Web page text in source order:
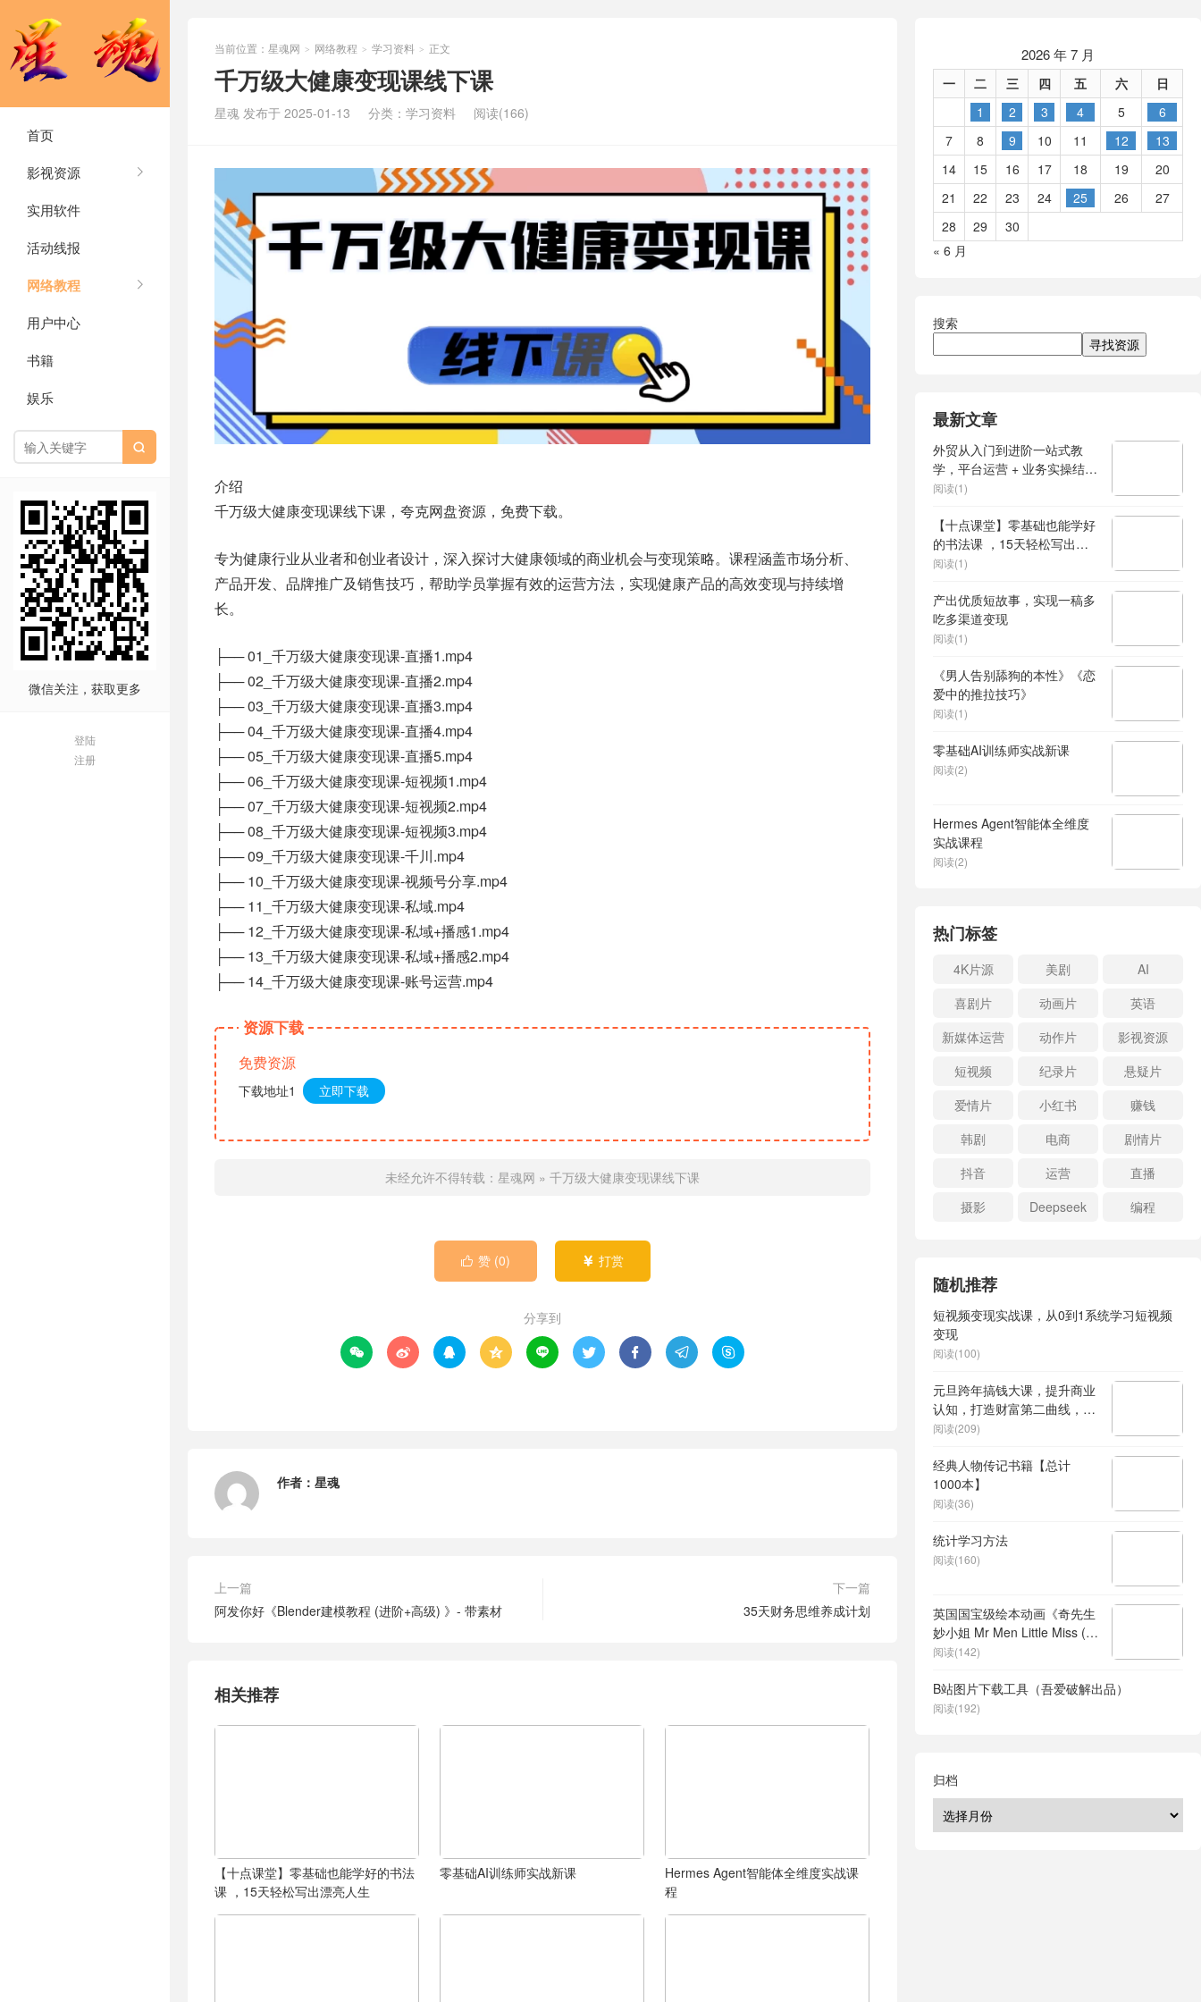
首页
影视资源
实用软件
活动线报
网络教程
用户中心
书籍
娱乐

微信关注，获取更多
登陆
注册
当前位置： 星魂网 > 网络教程 > 学习资料 > 正文
千万级大健康变现课线下课
星魂 发布于 2025-01-13 分类： 学习资料 阅读(166)
介绍
千万级大健康变现课线下课，夸克网盘资源，免费下载。
专为健康行业从业者和创业者设计，深入探讨大健康领域的商业机会与变现策略。课程涵盖市场分析、
产品开发、品牌推广及销售技巧，帮助学员掌握有效的运营方法，实现健康产品的高效变现与持续增
长。
├── 01_千万级大健康变现课-直播1.mp4
├── 02_千万级大健康变现课-直播2.mp4
├── 03_千万级大健康变现课-直播3.mp4
├── 04_千万级大健康变现课-直播4.mp4
├── 05_千万级大健康变现课-直播5.mp4
├── 06_千万级大健康变现课-短视频1.mp4
├── 07_千万级大健康变现课-短视频2.mp4
├── 08_千万级大健康变现课-短视频3.mp4
├── 09_千万级大健康变现课-千川.mp4
├── 10_千万级大健康变现课-视频号分享.mp4
├── 11_千万级大健康变现课-私域.mp4
├── 12_千万级大健康变现课-私域+播感1.mp4
├── 13_千万级大健康变现课-私域+播感2.mp4
├── 14_千万级大健康变现课-账号运营.mp4
资源下载
免费资源
下载地址1 立即下载
未经允许不得转载： 星魂网 » 千万级大健康变现课线下课
 赞 (0)  打赏
分享到
        
作者： 星魂
上一篇
阿发你好《Blender建模教程 (进阶+高级) 》- 带素材
下一篇
35天财务思维养成计划
相关推荐
【十点课堂】零基础也能学好的书法
课 ，15天轻松写出漂亮人生
零基础AI训练师实战新课
Hermes Agent智能体全维度实战课
程
2026 年 7 月
一 二 三 四 五 六
日
1
2 3 4 5
6
7
8 9 10 11 12
13
14
15 16 17 18 19
20
21
22 23 24 25 26
27
28
29
30
« 6 月
搜索
寻找资源
最新文章
外贸从入门到进阶一站式教
学，平台运营 + 业务实操结
合，实现业绩稳步增长
阅读(1)
【十点课堂】零基础也能学好
的书法课 ，15天轻松写出漂
亮人生
阅读(1)
产出优质短故事，实现一稿多
吃多渠道变现
阅读(1)
《男人告别舔狗的本性》《恋
爱中的推拉技巧》
阅读(1)
零基础AI训练师实战新课
阅读(2)
Hermes Agent智能体全维度
实战课程
阅读(2)
热门标签
4K片源 美剧
AI
喜剧片
动画片
英语
新媒体运营
动作片
影视资源
短视频
纪录片
悬疑片
爱情片
小红书
赚钱
韩剧
电商
剧情片
抖音
运营
直播
摄影
Deepseek 编程
随机推荐
短视频变现实战课，从0到1系统学习短视频
变现
阅读(100)
元旦跨年搞钱大课，提升商业
认知，打造财富第二曲线，规
划自己的财富路线，破除迷茫
阅读(209)
经典人物传记书籍【总计
1000本】
阅读(36)
统计学习方法
阅读(160)
英国国宝级绘本动画《奇先生
妙小姐 Mr Men Little Miss (中
英双版动画+音频) 》
阅读(142)
B站图片下载工具（吾爱破解出品）
阅读(192)
归档